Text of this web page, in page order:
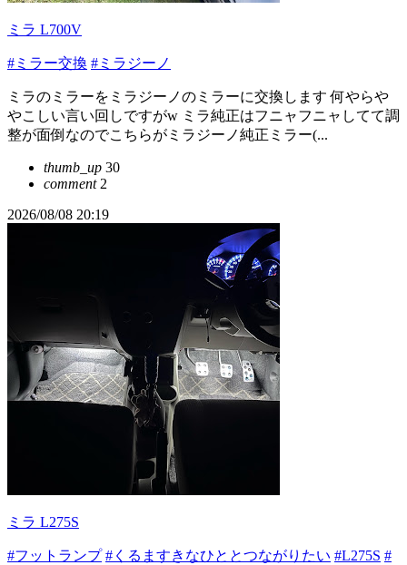
ミラ L700V
#ミラー交換 #ミラジーノ
ミラのミラーをミラジーノのミラーに交換します 何やらや
やこしい言い回しですがw ミラ純正はフニャフニャしてて調
整が面倒なのでこちらがミラジーノ純正ミラー(...
thumb_up 30
comment2
2026/08/08 20:19
ミラ L275S
#フットランプ #くるますきなひととつながりたい #L275S #